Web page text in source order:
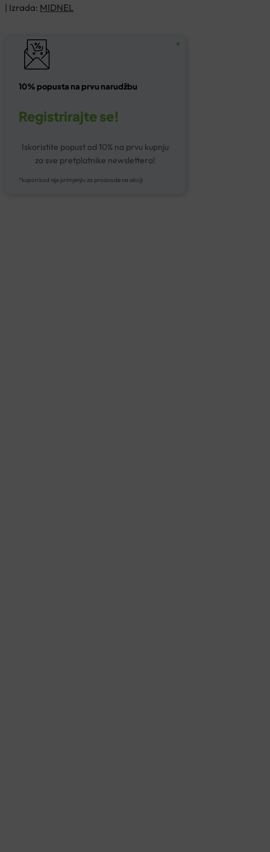
| Izrada: MIDNEL
10% popusta na prvu narudžbu
Registrirajte se!
Iskoristite popust od 10% na prvu kupnju
za sve pretplatnike newslettera!
*kupon kod nije primjenjiv za proizvode na akciji